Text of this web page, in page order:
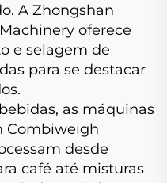
A Zhongshan
oferece
e selagem de
para se destacar
as máquinas
Combiweigh
desde
café até misturas